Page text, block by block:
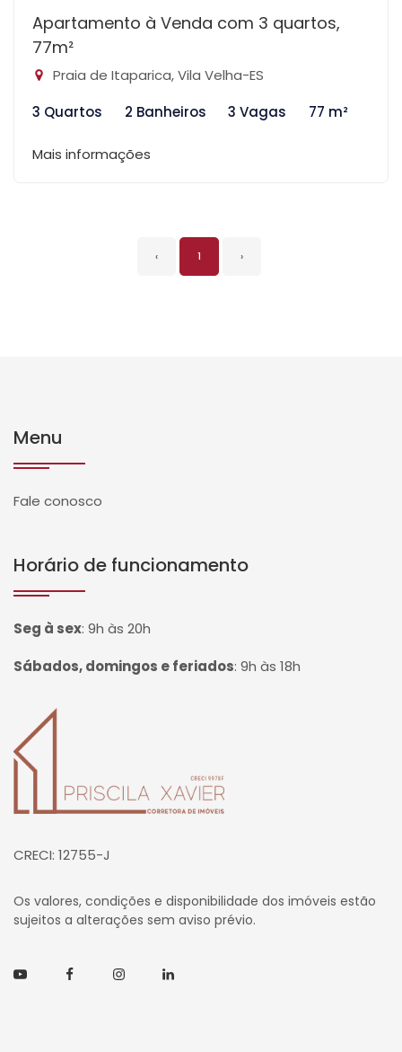
Apartamento à Venda com 3 quartos,
77m²
Praia de Itaparica, Vila Velha-ES
3 Quartos
2 Banheiros 3 Vagas 77 m²
Mais informações
‹ 1 ›
Menu
Fale conosco
Horário de funcionamento
Seg à sex: 9h às 20h
Sábados, domingos e feriados: 9h às 18h
Página inicial
CRECI: 12755-J
Os valores, condições e disponibilidade dos imóveis estão
sujeitos a alterações sem aviso prévio.
YoutubeFacebookInstagramLinkedin